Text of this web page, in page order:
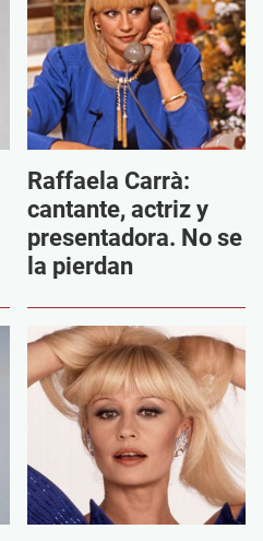
Raffaela Carrà:
cantante, actriz y
presentadora. No se
la pierdan